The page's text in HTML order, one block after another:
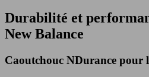
Durabilité et
New Balance
Caoutchouc NDurance pour